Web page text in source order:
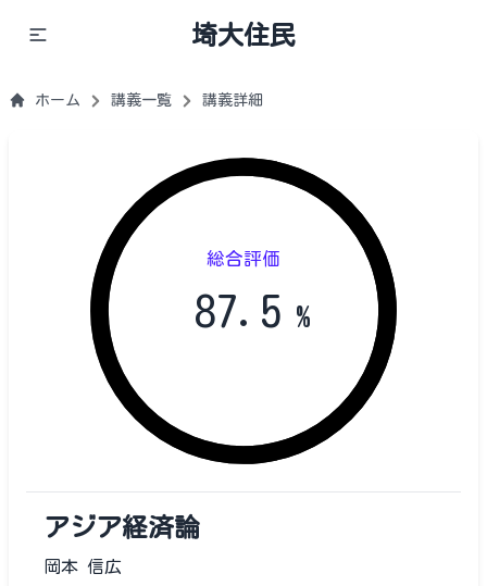
埼大住民
ホーム 講義一覧 講義詳細
総合評価
87.5 %
アジア経済論
岡本 信広